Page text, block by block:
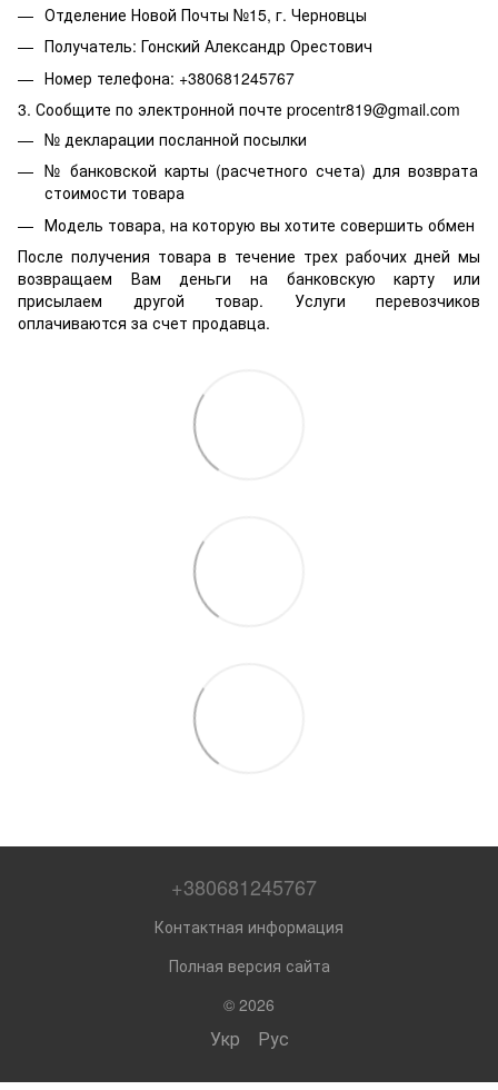
Отделение Новой Почты №15, г. Черновцы
Получатель: Гонский Александр Орестович
Номер телефона: +380681245767
3. Сообщите по электронной почте procentr819@gmail.com
№ декларации посланной посылки
№ банковской карты (расчетного счета) для возврата
стоимости товара
Модель товара, на которую вы хотите совершить обмен
После получения товара в течение трех рабочих дней мы
возвращаем Вам деньги на банковскую карту или
присылаем другой товар. Услуги перевозчиков
оплачиваются за счет продавца.
+380681245767
Контактная информация
Полная версия сайта
© 2026
Укр Рус